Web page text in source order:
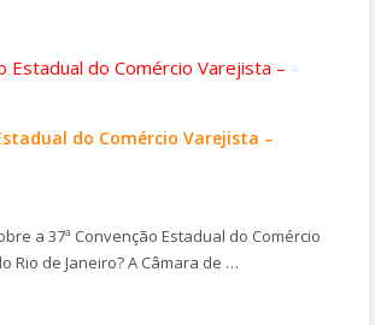
do Comércio Varejista –
a 37ª Convenção Estadual do Comércio
Rio de Janeiro? A Câmara de …